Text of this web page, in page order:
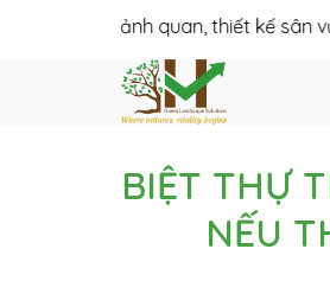
cảnh quan, thiết kế sân vườn, thi
BIỆT THỰ
NẾU